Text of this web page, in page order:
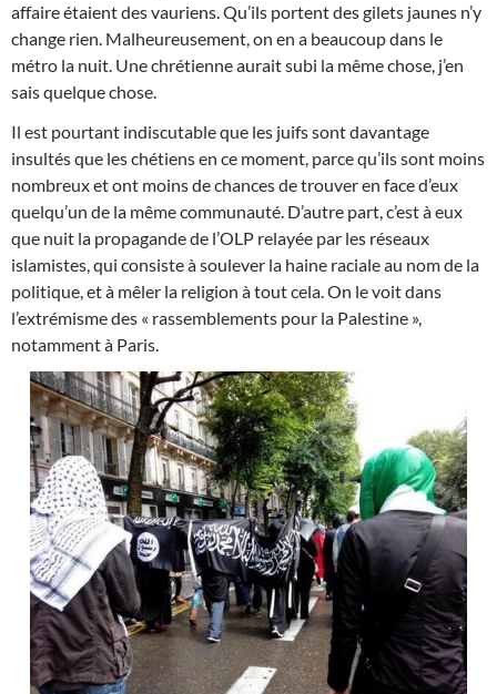
affaire étaient des vauriens. Qu’ils portent des gilets jaunes n’y
change rien. Malheureusement, on en a beaucoup dans le
métro la nuit. Une chrétienne aurait subi la même chose, j’en
sais quelque chose.
Il est pourtant indiscutable que les juifs sont davantage
insultés que les chétiens en ce moment, parce qu’ils sont moins
nombreux et ont moins de chances de trouver en face d’eux
quelqu’un de la même communauté. D’autre part, c’est à eux
que nuit la propagande de l’OLP relayée par les réseaux
islamistes, qui consiste àsoulever la haine raciale au nom de la
politique, et à mêler la religion à tout cela. On le voit dans
l’extrémisme des « rassemblements pour la Palestine »,
notamment à Paris.